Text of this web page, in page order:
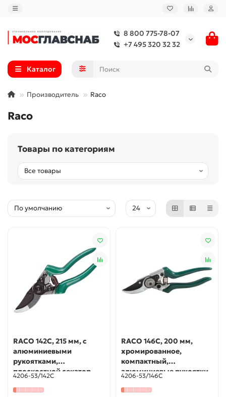
8 800 775-78-07
+7 495 320 32 32
Каталог
Производитель Raco
Raco
Товары по категориям
RACO 142C, 215 мм, с
алюминиевыми
рукоятками,
плоскостной секатор
(4206-53/142C)
4206-53/142C
RACO 146C, 200 мм,
хромированное,
компактный,
алюминиевые рукоятки,
плоскостной секатор
(4206-53/146C)
4206-53/146C